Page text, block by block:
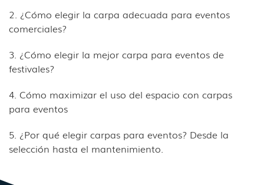
2. ¿Cómo elegir la carpa adecuada para eventos
comerciales?
3. ¿Cómo elegir la mejor carpa para eventos de
festivales?
4. Cómo maximizar el uso del espacio con carpas
para eventos
5. ¿Por qué elegir carpas para eventos? Desde la
selección hasta el mantenimiento.